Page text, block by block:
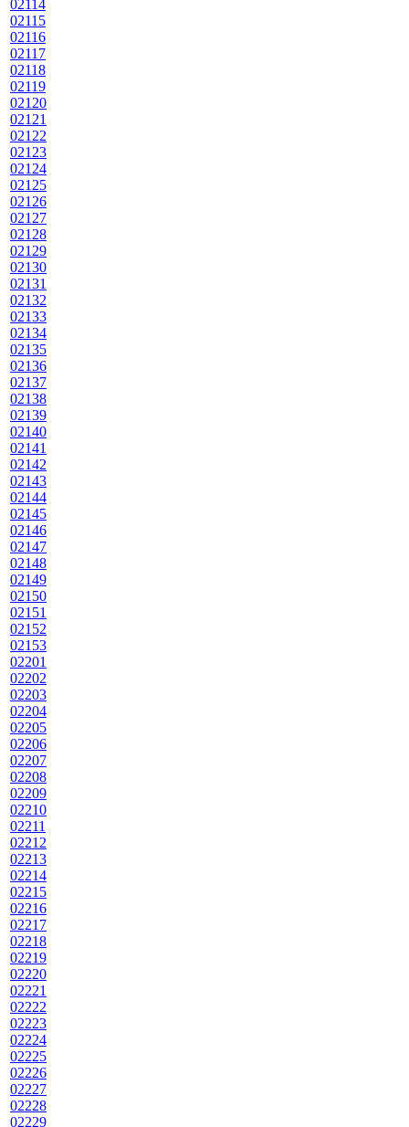
02114
02115
02116
02117
02118
02119
02120
02121
02122
02123
02124
02125
02126
02127
02128
02129
02130
02131
02132
02133
02134
02135
02136
02137
02138
02139
02140
02141
02142
02143
02144
02145
02146
02147
02148
02149
02150
02151
02152
02153
02201
02202
02203
02204
02205
02206
02207
02208
02209
02210
02211
02212
02213
02214
02215
02216
02217
02218
02219
02220
02221
02222
02223
02224
02225
02226
02227
02228
02229